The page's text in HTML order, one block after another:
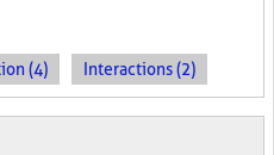
(4) Interactions (2)